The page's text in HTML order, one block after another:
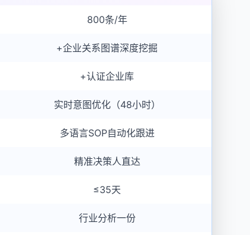
800条/年
+企业关系图谱深度挖掘
+认证企业库
实时意图优化（48小时）
多语言SOP自动化跟进
精准决策人直达
≤35天
行业分析一份